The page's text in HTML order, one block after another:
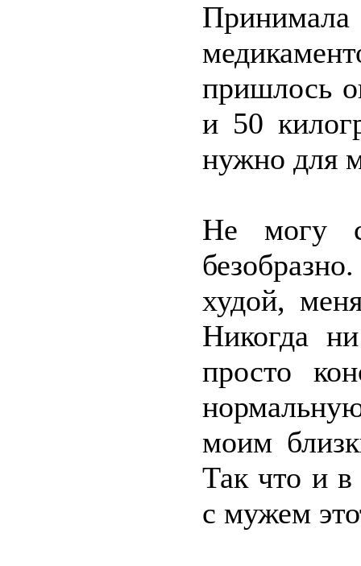
пришлось
и 50
нужно для
Не могу
худой,
Никогда
просто
моим
Так что и в
с мужем